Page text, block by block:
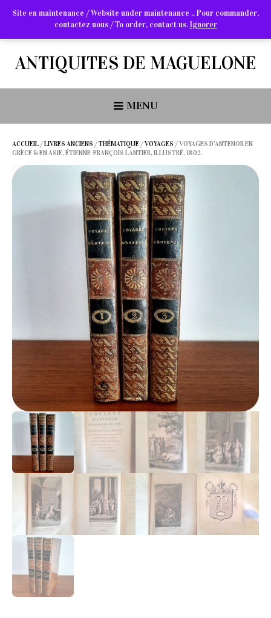
Arts Graphiques & Livres Anciens
ANTIQUITES DE MAGUELONE
MENU
ACCUEIL /LIVRES ANCIENS /THÉMATIQUE /VOYAGES / VOYAGES D’ANTENOR EN
GRÈCE & EN ASIE, ÉTIENNE-FRANÇOIS LANTIER, ILLUSTRÉ, 1802.
Site en maintenance / Website under maintenance .. Pour commander,
contactez nous / To order, contact us.Ignorer